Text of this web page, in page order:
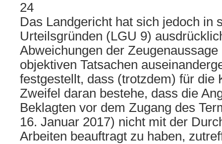
24
Das Landgericht hat sich jedoch in
Urteilsgründen (LGU 9)
Abweichungen der
objektiven Tatsachen
festgestellt, dass (trotzdem) für die
Zweifel daran bestehe, dass die
Beklagten vor dem Zugang des
16. Januar 2017) nicht mit der
Arbeiten beauftragt zu haben,